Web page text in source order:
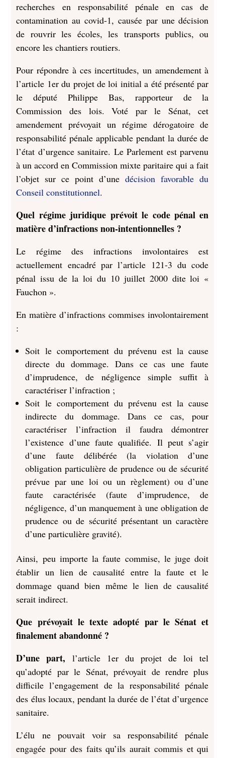
recherches en responsabilité pénale en cas de
contamination au covid-1, causée par une décision
de rouvrir les écoles, les transports publics, ou
encore les chantiers routiers.
Pour répondre à ces incertitudes, un amendement à
l’article 1er du projet de loi initial a été présenté par
le député Philippe Bas, rapporteur de la
Commission des lois. Voté par le Sénat, cet
amendement prévoyait un régime dérogatoire de
responsabilité pénale applicable pendant la durée de
l’état d’urgence sanitaire. Le Parlement est parvenu
à un accord en Commission mixte paritaire qui a fait
l’objet sur ce point d’unedécision favorable du
Conseil constitutionnel.
Quel régime juridique prévoit le code pénal en
matière d’infractions non-intentionnelles ?
Le régime des infractions involontaires est
actuellement encadré par l’article 121-3 du code
pénal issu de la loi du 10 juillet 2000 dite loi «
Fauchon ».
En matière d’infractions commises involontairement
:
Soit le comportement du prévenu est la cause
directe du dommage. Dans ce cas une faute
d’imprudence, de négligence simple suffit à
caractériser l’infraction ;
Soit le comportement du prévenu est la cause
indirecte du dommage. Dans ce cas, pour
caractériser l’infraction il faudra démontrer
l’existence d’une faute qualifiée. Il peut s’agir
d’une faute délibérée (la violation d’une
obligation particulière de prudence ou de sécurité
prévue par une loi ou un règlement) ou d’une
faute caractérisée (faute d’imprudence, de
négligence, d’un manquement à une obligation de
prudence ou de sécurité présentant un caractère
d’une particulière gravité).
Ainsi, peu importe la faute commise, le juge doit
établir un lien de causalité entre la faute et le
dommage quand bien même le lien de causalité
serait indirect.
Que prévoyait le texte adopté par le Sénat et
finalement abandonné ?
D’une part, l’article 1er du projet de loi tel
qu’adopté par le Sénat, prévoyait de rendre plus
difficile l’engagement de la responsabilité pénale
des élus locaux, pendant la durée de l’état d’urgence
sanitaire.
L’élu ne pouvait voir sa responsabilité pénale
engagée pour des faits qu’ils aurait commis et qui